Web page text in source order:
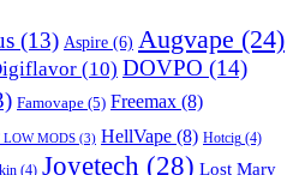
(13) Aspire (6) Augvape (24)
(10) DOVPO (14)
Famovape (5) Freemax (8)
LOW MODS (3) HellVape (8) Hotcig (4)
(4) Joyetech (28) Lost Mary